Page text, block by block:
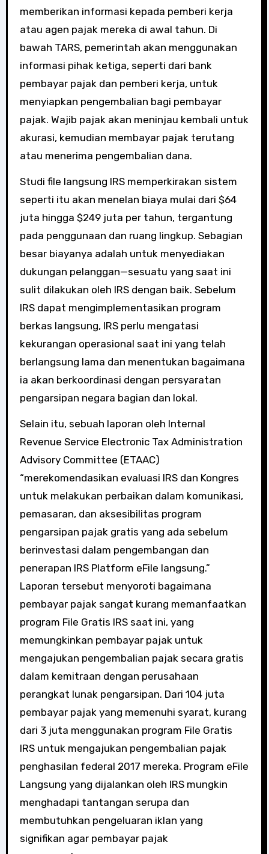
memberikan informasi kepada pemberi kerja
atau agen pajak mereka di awal tahun. Di
bawah TARS, pemerintah akan menggunakan
informasi pihak ketiga, seperti dari bank
pembayar pajak dan pemberi kerja, untuk
menyiapkan pengembalian bagi pembayar
pajak. Wajib pajak akan meninjau kembali untuk
akurasi, kemudian membayar pajak terutang
atau menerima pengembalian dana.
Studi file langsung IRS memperkirakan sistem
seperti itu akan menelan biaya mulai dari $64
juta hingga $249 juta per tahun, tergantung
pada penggunaan dan ruang lingkup. Sebagian
besar biayanya adalah untuk menyediakan
dukungan pelanggan—sesuatu yang saat ini
sulit dilakukan oleh IRS dengan baik. Sebelum
IRS dapat mengimplementasikan program
berkas langsung, IRS perlu mengatasi
kekurangan operasional saat ini yang telah
berlangsung lama dan menentukan bagaimana
ia akan berkoordinasi dengan persyaratan
pengarsipan negara bagian dan lokal.
Selain itu, sebuah laporan oleh Internal
Revenue Service Electronic Tax Administration
Advisory Committee (ETAAC)
“merekomendasikan evaluasi IRS dan Kongres
untuk melakukan perbaikan dalam komunikasi,
pemasaran, dan aksesibilitas program
pengarsipan pajak gratis yang ada sebelum
berinvestasi dalam pengembangan dan
penerapan IRS Platform eFile langsung.”
Laporan tersebut menyoroti bagaimana
pembayar pajak sangat kurang memanfaatkan
program File Gratis IRS saat ini, yang
memungkinkan pembayar pajak untuk
mengajukan pengembalian pajak secara gratis
dalam kemitraan dengan perusahaan
perangkat lunak pengarsipan. Dari 104 juta
pembayar pajak yang memenuhi syarat, kurang
dari 3 juta menggunakan program File Gratis
IRS untuk mengajukan pengembalian pajak
penghasilan federal 2017 mereka. Program eFile
Langsung yang dijalankan oleh IRS mungkin
menghadapi tantangan serupa dan
membutuhkan pengeluaran iklan yang
signifikan agar pembayar pajak